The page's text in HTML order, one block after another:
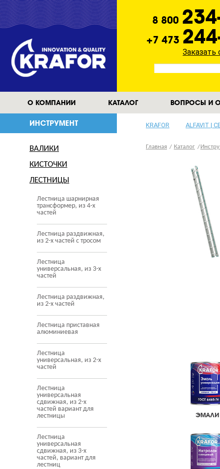
8 800
+7 473
Заказать
О КОМПАНИИ КАТАЛОГ ВОПРОСЫ И
ИНСТРУМЕНТ
ВАЛИКИ
КИСТОЧКИ
ЛЕСТНИЦЫ
Лестница шарнирная
трансформер, из 4-х
частей
Лестница раздвижная,
из 2-х частей с тросом
Лестница
универсальная, из 3-х
частей
Лестница раздвижная,
из 2-х частей
Лестница приставная
алюминиевая
Лестница
универсальная, из 2-х
частей
Лестница
универсальная
сдвижная, из 2-х
частей вариант для
лестницы
Лестница
универсальная
сдвижная, из 3-х
частей, вариант для
лестниц
KRAFOR ALFAVIT |
Главная Каталог
ЭМАЛИ